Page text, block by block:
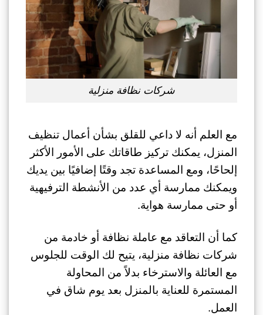
شركات نظافة منزلية
مع العلم أنه لا داعي للقلق بشأن أعمال تنظيف
المنزل، يمكنك تركيز طاقاتك على الأمور الأكثر
إلحاحًا، ومع المساعدة تجد وقتًا إضافيًا بين يديك
ويمكنك ممارسة أي عدد من الأنشطة الترفيهية
أو حتى ممارسة هواية.
كما أن التعاقد مع عاملة نظافة أو خادمة من
شركات نظافة منزلية، يتيح لك الوقت للجلوس
مع العائلة والاسترخاء بدلاً من المحاولة
المستمرة للعناية بالمنزل بعد يوم شاق في
العمل.